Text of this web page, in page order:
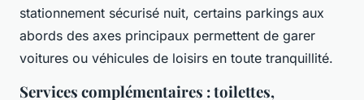
stationnement sécurisé nuit, certains parkings aux
abords des axes principaux permettent de garer
voitures ou véhicules de loisirs en toute tranquillité.
Services complémentaires : toilettes,